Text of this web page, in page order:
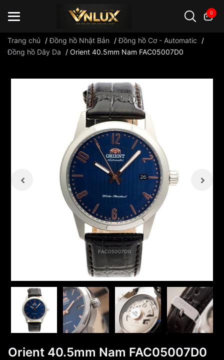
0
Trang chủ /Đồng hồ Nhật Bản /Đồng hồ Cơ - Automatic
/
Đồng hồ Dây Da
/ Orient 40.5mm Nam FAC05007D0
Orient 40.5mm Nam FAC05007D0